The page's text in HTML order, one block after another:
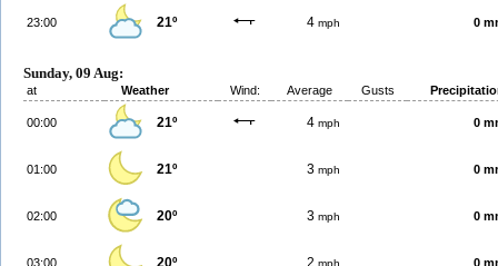
23:00 21º 4 mph 0
Sunday, 09 Aug:
at Weather Wind: Average Gusts
00:00 21º 4 mph 0
01:00 21º 3 mph 0
02:00 20º 3 mph 0
03:00 20º 2 mph 0